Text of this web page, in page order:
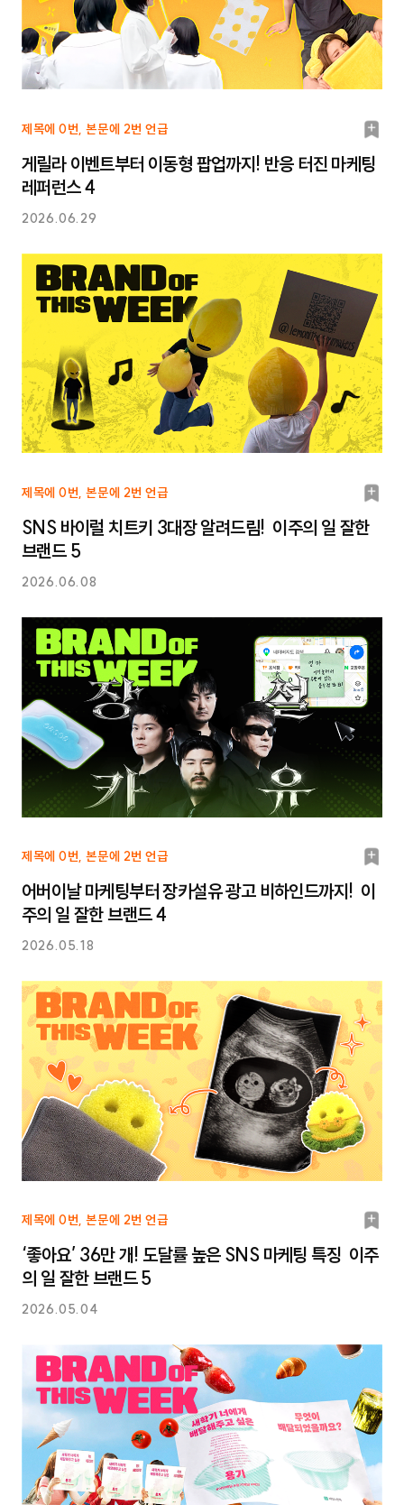
제목에 0번, 본문에 2번 언급
북
마
게릴라 이벤트부터 이동형 팝업까지! 반응 터진 마케팅
레퍼런스 4
2026.06.29
제목에 0번, 본문에 2번 언급
북
마
SNS 바이럴 치트키 3대장 알려드림! 이주의 일 잘한
브랜드 5
2026.06.08
제목에 0번, 본문에 2번 언급
북
마
어버이날 마케팅부터 장카설유 광고 비하인드까지! 이
주의 일 잘한 브랜드 4
2026.05.18
제목에 0번, 본문에 2번 언급
북
마
‘좋아요’ 36만 개! 도달률 높은 SNS 마케팅 특징 이주
의 일 잘한 브랜드 5
2026.05.04